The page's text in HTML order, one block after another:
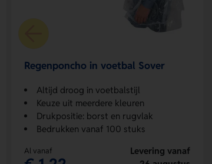
Regenponcho in voetbal Sover
Altijd droog in voetbalstijl
Keuze uit meerdere kleuren
Drukpositie: borst en rugvlak
Bedrukken vanaf 100 stuks
Al vanaf
Levering vanaf